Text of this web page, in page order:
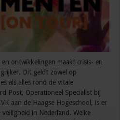
ontwikkelingen maakt crisis- en
Dit geldt zowel op
als alles rond de vitale
Post, Operationeel Specialist bij
aan de Haagse Hogeschool, is er
in Nederland. Welke